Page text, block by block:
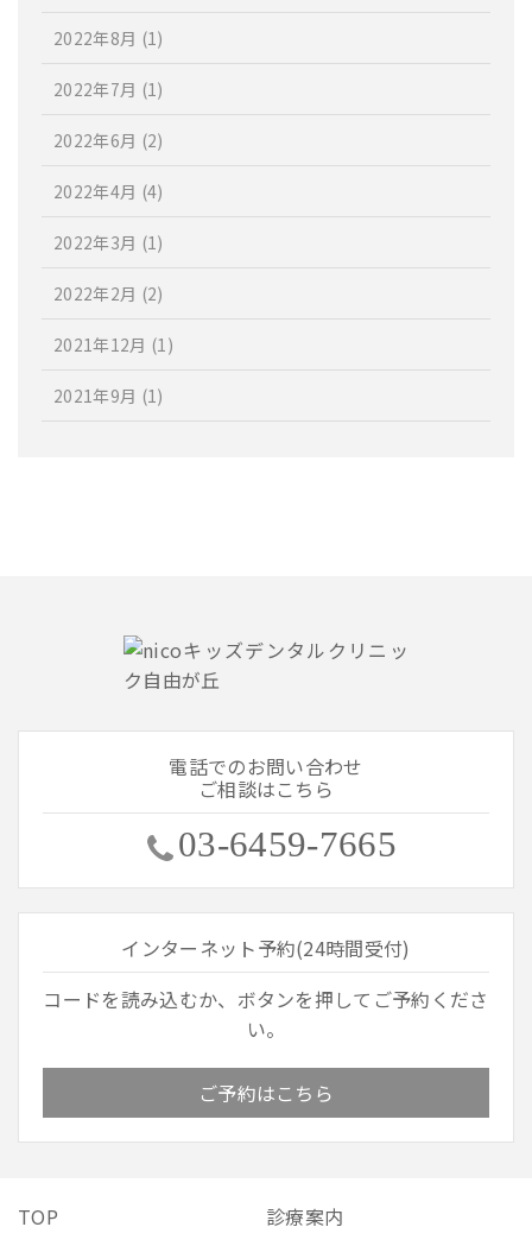
2022年8月 (1)
2022年7月 (1)
2022年6月 (2)
2022年4月 (4)
2022年3月 (1)
2022年2月 (2)
2021年12月 (1)
2021年9月 (1)
電話でのお問い合わせ
ご相談はこちら
03-6459-7665
インターネット予約(24時間受付)
コードを読み込むか、ボタンを押してご予約くださ
い。
ご予約はこちら
TOP 診療案内